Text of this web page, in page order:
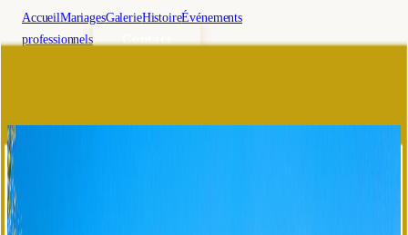
AccueilMariagesGalerieHistoireÉvénements
professionnels
Contact